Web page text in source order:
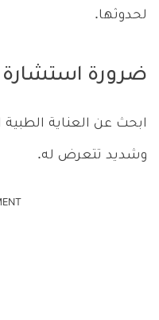
لحدوثها.
ضرورة استشارة
ابحث عن العناية
وشديد تتعرض له.